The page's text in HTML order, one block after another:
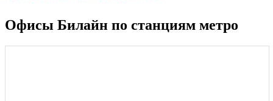
Офисы Билайн по станциям метро